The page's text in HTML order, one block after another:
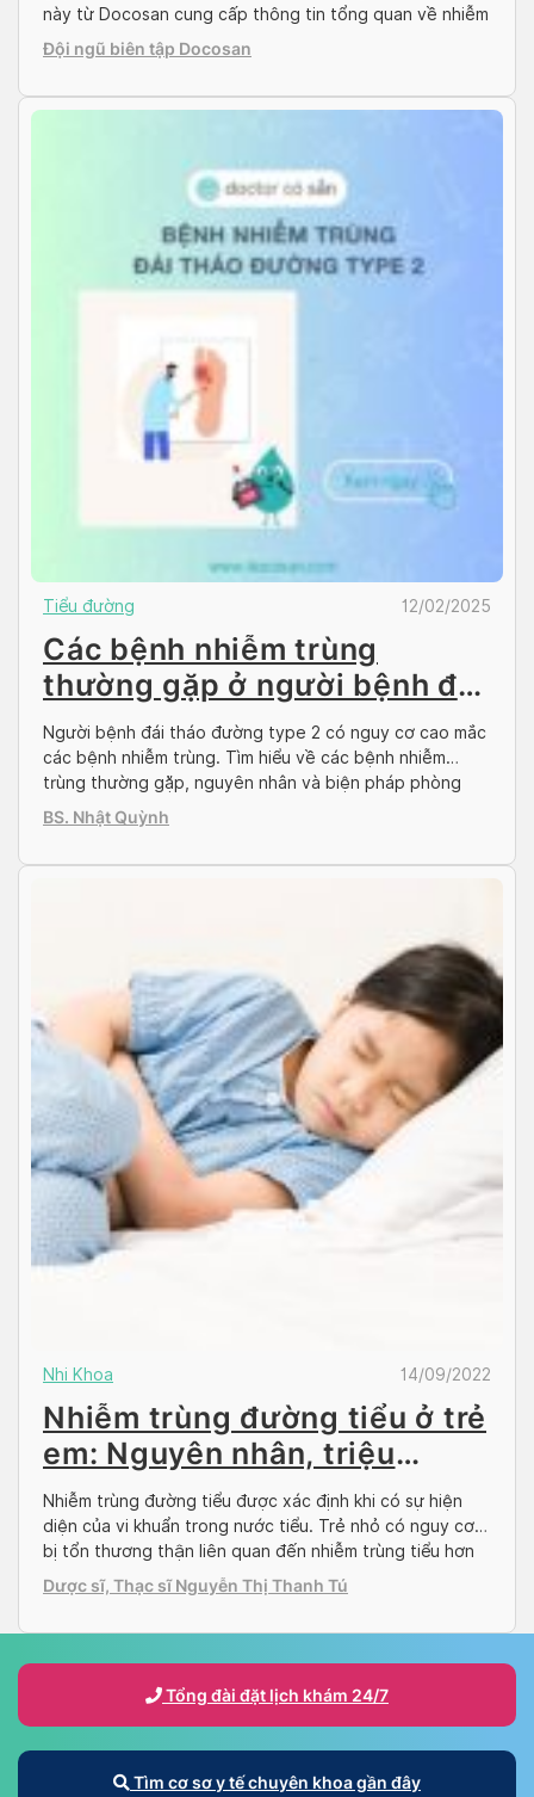
này từ Docosan cung cấp thông tin tổng quan về nhiễm
trùng đường tiết niệu và đặc biệt hướng dẫn bạn tìm
kiếm các lựa chọn điều trị nhiễm trùng đường tiết […]
Đội ngũ biên tập Docosan
Tiểu đường 12/02/2025
Các bệnh nhiễm trùng
thường gặp ở người bệnh đái
tháo đường type 2
Người bệnh đái tháo đường type 2 có nguy cơ cao mắc
các bệnh nhiễm trùng. Tìm hiểu về các bệnh nhiễm
trùng thường gặp, nguyên nhân và biện pháp phòng
ngừa hiệu quả.
BS. Nhật Quỳnh
Nhi Khoa 14/09/2022
Nhiễm trùng đường tiểu ở trẻ
em: Nguyên nhân, triệu
chứng, điều trị
Nhiễm trùng đường tiểu được xác định khi có sự hiện
diện của vi khuẩn trong nước tiểu. Trẻ nhỏ có nguy cơ
bị tổn thương thận liên quan đến nhiễm trùng tiểu hơn
trẻ lớn hơn hoặc người lớn. Hoạt động của hệ tiết niệu
Hệ tiết niệu bao gồm các cơ quan trong […]
Dược sĩ, Thạc sĩ Nguyễn Thị Thanh Tú
Tổng đài đặt lịch khám 24/7
Tìm cơ sơ y tế chuyên khoa gần đây